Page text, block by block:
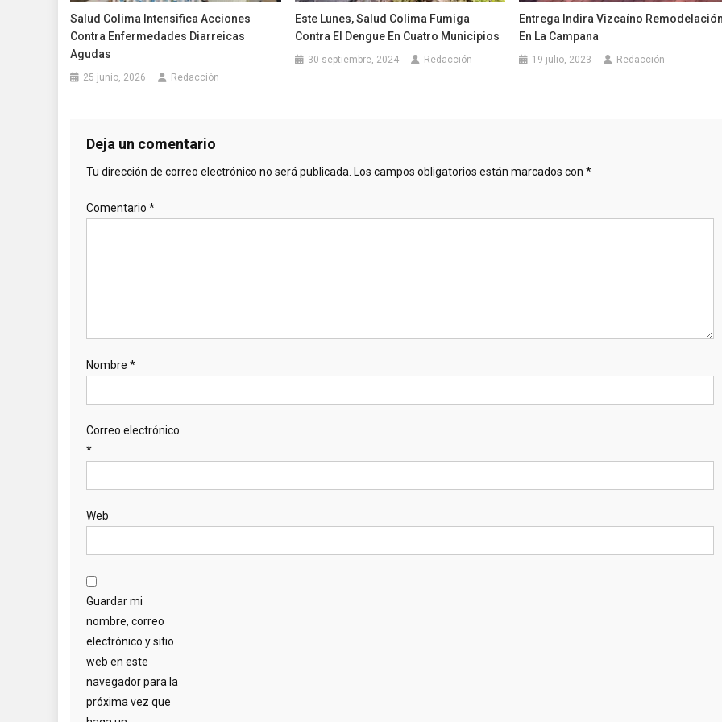
Salud Colima Intensifica Acciones
Contra Enfermedades Diarreicas
Agudas
25 junio, 2026 Redacción
Este Lunes, Salud Colima Fumiga
Contra El Dengue En Cuatro Municipios
30 septiembre, 2024 Redacción
Entrega Indira Vizcaíno
En La Campana
19 julio, 2023 Redacción
Deja un comentario
Tu dirección de correo electrónico no será publicada. Los campos obligatorios están marcados con *
Comentario *
Nombre *
Correo electrónico
*
Web
Guardar mi
nombre, correo
electrónico y sitio
web en este
navegador para la
próxima vez que